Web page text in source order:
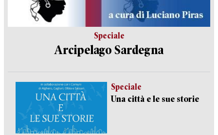
Speciale
Arcipelago Sardegna
Speciale
Una città e le sue storie